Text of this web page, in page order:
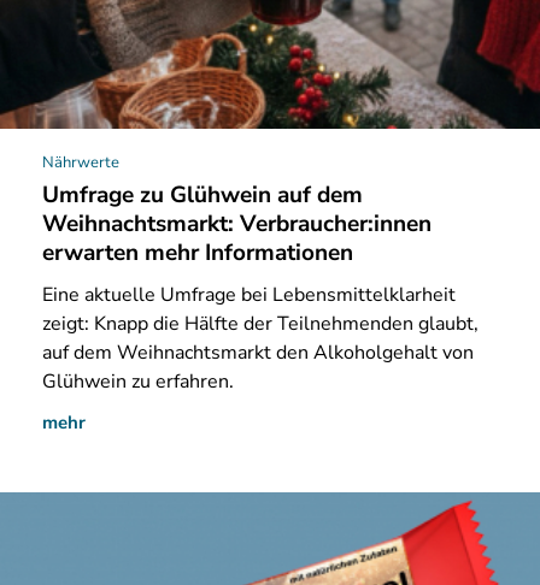
Nährwerte
Umfrage zu Glühwein auf dem
Weihnachtsmarkt: Verbraucher:innen
erwarten mehr Informationen
Eine aktuelle Umfrage bei Lebensmittelklarheit
zeigt: Knapp die Hälfte der Teilnehmenden glaubt,
auf dem Weihnachtsmarkt den Alkoholgehalt von
Glühwein zu erfahren.
mehr